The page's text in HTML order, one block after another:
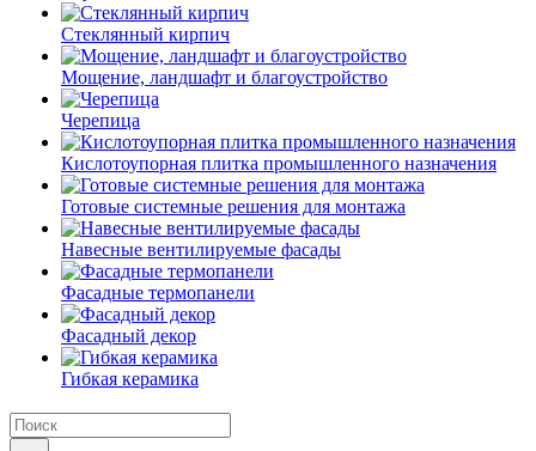
Cтеклянный кирпич
Мощение, ландшафт и благоустройство
Черепица
Кислотоупорная плитка промышленного назначения
Готовые системные решения для монтажа
Навесные вентилируемые фасады
Фасадные термопанели
Фасадный декор
Гибкая керамика